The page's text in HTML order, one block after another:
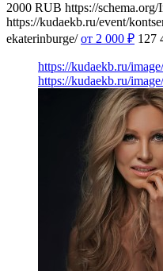
2000 RUB https://schema.org/
https://kudaekb.ru/event/
ekaterinburge/ от 2 000 ₽ 127
https://kudaekb.ru/
https://kudaekb.ru/